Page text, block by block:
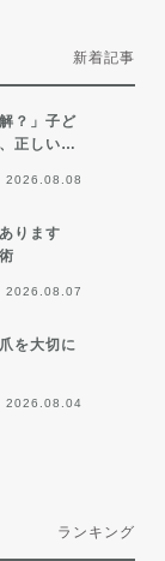
新着記事
？」子ど
正しい…
2026.08.08
ります
2026.08.07
を大切に
2026.08.04
ランキング